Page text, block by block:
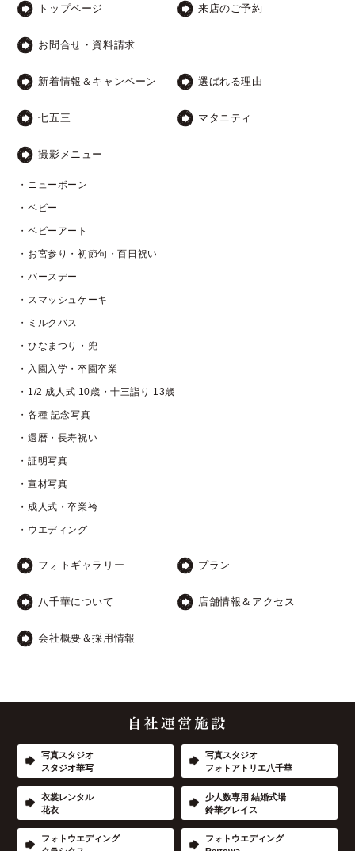
トップページ 来店のご予約
お問合せ・資料請求
新着情報＆キャンペーン 選ばれる理由
七五三 マタニティ
撮影メニュー
・ニューボーン
・ベビー
・ベビーアート
・お宮参り・初節句・百日祝い
・バースデー
・スマッシュケーキ
・ミルクバス
・ひなまつり・兜
・入園入学・卒園卒業
・1/2 成人式 10歳・十三詣り 13歳
・各種 記念写真
・還暦・長寿祝い
・証明写真
・宣材写真
・成人式・卒業袴
・ウエディング
フォトギャラリー プラン
八千華について 店舗情報＆アクセス
会社概要＆採用情報
写真スタジオ
スタジオ華写
写真スタジオ
フォトアトリエ八千華
衣裳レンタル
花衣
少人数専用 結婚式場
鈴華グレイス
フォトウエディング
フォトウエディング